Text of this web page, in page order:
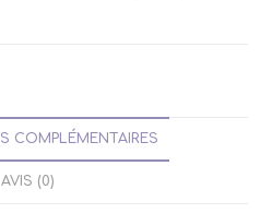
COMPLÉMENTAIRES
AVIS (0)